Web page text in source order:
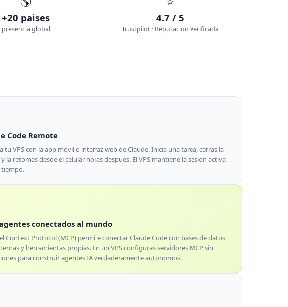
+20 paises
presencia global
4.7 / 5
Trustpilot · Reputacion Verificada
Code Remote
tu VPS con la app movil o interfaz web de Claude. Inicia una tarea, cerras la
la retomas desde el celular horas despues. El VPS mantiene la sesion activa
agentes conectados al mundo
Context Protocol (MCP) permite conectar Claude Code con bases de datos,
y herramientas propias. En un VPS configuras servidores MCP sin
para construir agentes IA verdaderamente autonomos.